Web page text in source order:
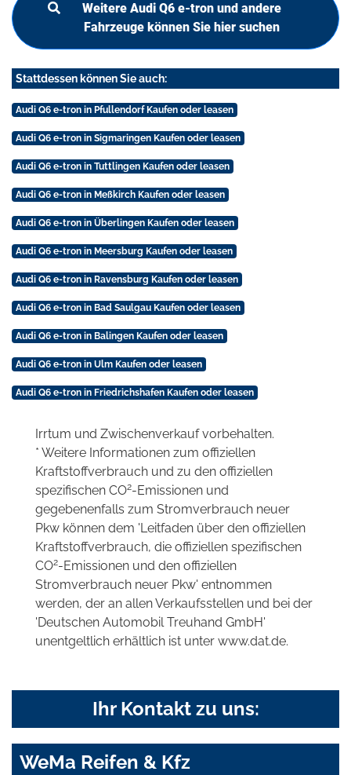
Weitere Audi Q6 e-tron und andere
Fahrzeuge können Sie hier suchen
Stattdessen können Sie auch:
Audi Q6 e-tron in Pfullendorf Kaufen oder leasen
Audi Q6 e-tron in Sigmaringen Kaufen oder leasen
Audi Q6 e-tron in Tuttlingen Kaufen oder leasen
Audi Q6 e-tron in Meßkirch Kaufen oder leasen
Audi Q6 e-tron in Überlingen Kaufen oder leasen
Audi Q6 e-tron in Meersburg Kaufen oder leasen
Audi Q6 e-tron in Ravensburg Kaufen oder leasen
Audi Q6 e-tron in Bad Saulgau Kaufen oder leasen
Audi Q6 e-tron in Balingen Kaufen oder leasen
Audi Q6 e-tron in Ulm Kaufen oder leasen
Audi Q6 e-tron in Friedrichshafen Kaufen oder leasen
Irrtum und Zwischenverkauf vorbehalten.
* Weitere Informationen zum offiziellen
Kraftstoffverbrauch und zu den offiziellen
spezifischen CO2-Emissionen und
gegebenenfalls zum Stromverbrauch neuer
Pkw können dem 'Leitfaden über den offiziellen
Kraftstoffverbrauch, die offiziellen spezifischen
CO2-Emissionen und den offiziellen
Stromverbrauch neuer Pkw' entnommen
werden, der an allen Verkaufsstellen und bei der
'Deutschen Automobil Treuhand GmbH'
unentgeltlich erhältlich ist unter www.dat.de.
Ihr Kontakt zu uns:
WeMa Reifen & Kfz